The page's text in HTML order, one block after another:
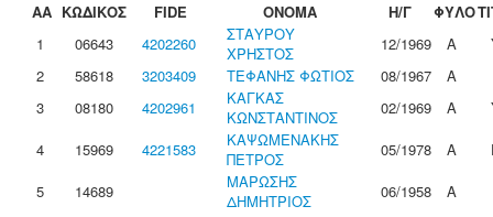
ΑΑ ΚΩΔΙΚΟΣ FIDE ΟΝΟΜΑ Η/Γ ΦΥΛΟ
1
06643 4202260
ΣΤΑΥΡΟΥ
ΧΡΗΣΤΟΣ
12/1969 Α
2
58618 3203409 ΤΕΦΑΝΗΣ ΦΩΤΙΟΣ 08/1967
Α
3
08180 4202961
ΚΑΓΚΑΣ
ΚΩΝΣΤΑΝΤΙΝΟΣ
02/1969 Α
4
15969 4221583
ΚΑΨΩΜΕΝΑΚΗΣ
ΠΕΤΡΟΣ
05/1978 Α
5
14689
ΜΑΡΩΣΗΣ
ΔΗΜΗΤΡΙΟΣ
06/1958
Α